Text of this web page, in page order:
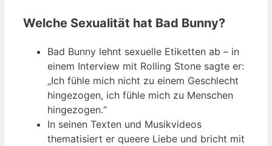
Welche Sexualität hat Bad Bunny?
Bad Bunny lehnt sexuelle Etiketten ab – in
einem Interview mit Rolling Stone sagte er:
„Ich fühle mich nicht zu einem Geschlecht
hingezogen, ich fühle mich zu Menschen
hingezogen.“
In seinen Texten und Musikvideos
thematisiert er queere Liebe und bricht mit